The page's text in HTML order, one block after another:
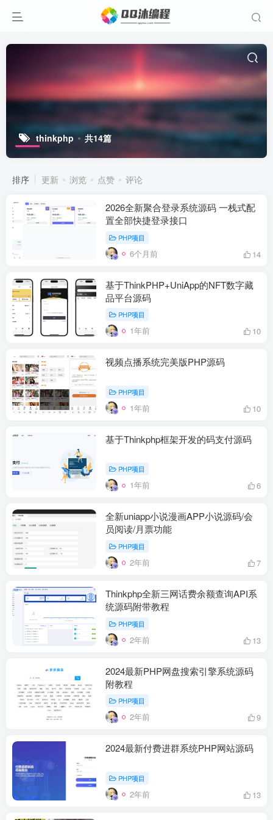
thinkphp 共14篇
排序 更新 浏览 点赞 评论
2026全新聚合登录系统源码 一栈式配
置全部快捷登录接口
PHP项目
6个月前 14
基于ThinkPHP+UniApp的NFT数字藏
品平台源码
PHP项目
1年前 10
视频点播系统完美版PHP源码
PHP项目
1年前 10
基于Thinkphp框架开发的码支付源码
PHP项目
1年前 6
全新uniapp小说漫画APP小说源码/会
员阅读/月票功能
PHP项目
2年前 7
Thinkphp全新三网话费余额查询API系
统源码附带教程
PHP项目
2年前 13
2024最新PHP网盘搜索引擎系统源码
附教程
PHP项目
2年前 9
2024最新付费进群系统PHP网站源码
PHP项目
2年前 13